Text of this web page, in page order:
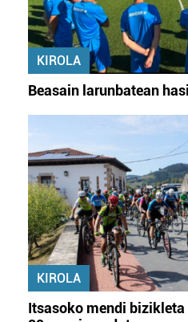
KIROLA
Beasain larunbatean
KIROLA
Itsasoko mendi